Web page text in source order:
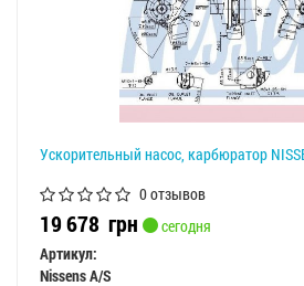
Ускорительный насос, карбюратор
0 отзывов
19 678 грн
сегодня
Артикул:
Nissens A/S